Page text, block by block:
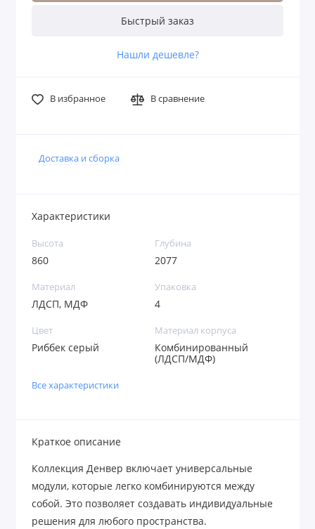
Быстрый заказ
Нашли дешевле?
В избранное В сравнение
Доставка и сборка
Характеристики
Высота
860
Глубина
2077
Материал
ЛДСП, МДФ
Упаковка
4
Цвет
Риббек серый
Материал корпуса
Комбинированный
(ЛДСП/МДФ)
Все характеристики
Краткое описание
Коллекция Денвер включает универсальные
модули, которые легко комбинируются между
собой. Это позволяет создавать индивидуальные
решения для любого пространства.